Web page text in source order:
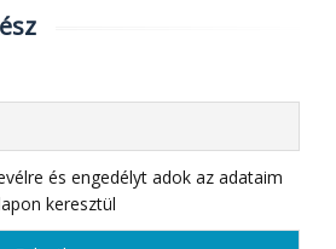
és engedélyt adok az adataim
keresztül